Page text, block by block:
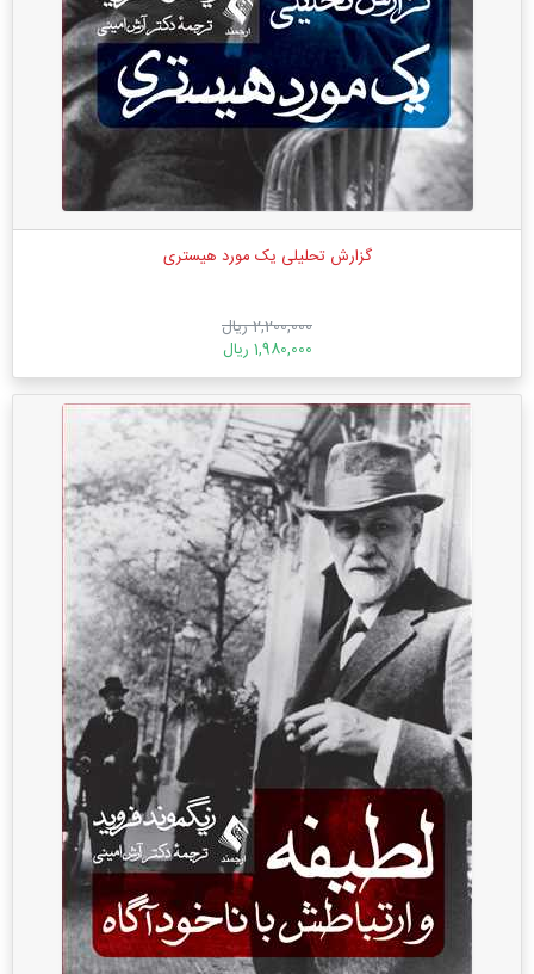
گزارش تحلیلی یک مورد هیستری
2,200,000 ریال
1,980,000 ریال